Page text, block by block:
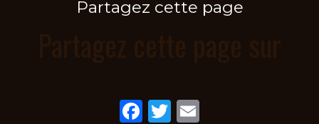
Partagez cette page
Facebook
Twitter